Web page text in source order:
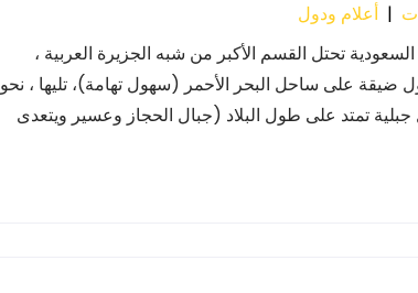
| أعلام ودول
السعودية تحتل القسم الأكبر من شبه الجزيرة العربية ،
ضيقة على ساحل البحر الأحمر (سهول تهامة)، تليها ، نحو
تمتد على طول البلاد (جبال الحجاز وعسير ويتعدى